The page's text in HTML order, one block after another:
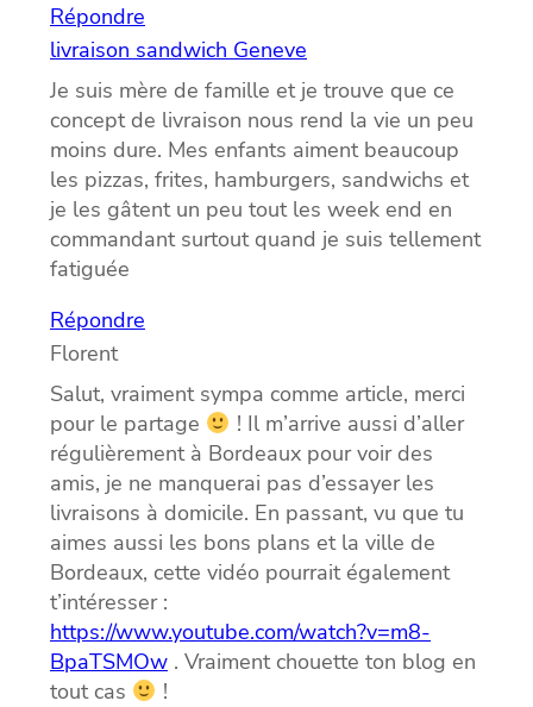
Répondre
livraison sandwich Geneve
Je suis mère de famille et je trouve que ce
concept de livraison nous rend la vie un peu
moins dure. Mes enfants aiment beaucoup
les pizzas, frites, hamburgers, sandwichs et
je les gâtent un peu tout les week end en
commandant surtout quand je suis tellement
fatiguée
Répondre
Florent
Salut, vraiment sympa comme article, merci
pour le partage
! Il m’arrive aussi d’aller
régulièrement à Bordeaux pour voir des
amis, je ne manquerai pas d’essayer les
livraisons à domicile. En passant, vu que tu
aimes aussi les bons plans et la ville de
Bordeaux, cette vidéo pourrait également
t’intéresser :
https://www.youtube.com/watch?v=m8-
BpaTSMOw . Vraiment chouette ton blog en
tout cas
!